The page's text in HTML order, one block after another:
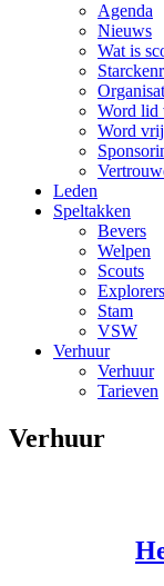
Agenda
Nieuws
Wat is
Word lid
Word
Leden
Speltakken
Bevers
Welpen
Scouts
Explorers
Stam
VSW
Verhuur
Verhuur
Tarieven
Verhuur